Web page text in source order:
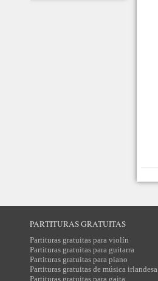
PARTITURAS GRATUITAS
Partituras gratuitas para violín
Partituras gratuitas para guitarra
Partituras gratuitas para piano
Partituras gratuitas de música irlandesa
Partituras gratuitas para gaita